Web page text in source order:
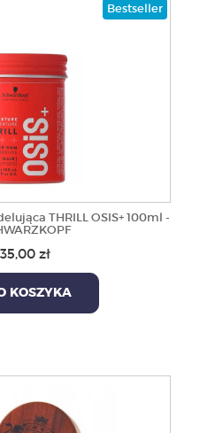
Bestseller
THRILL OSIS+ 100ml -
35,00 zł
KOSZYKA